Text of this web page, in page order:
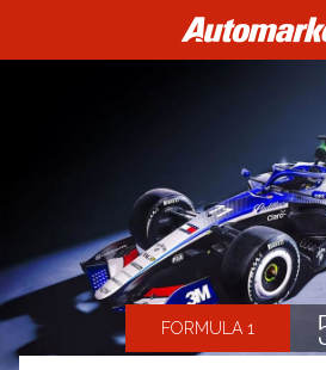
FORMULA 1